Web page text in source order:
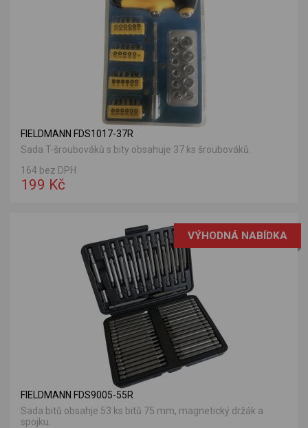
FIELDMANN FDS1017-37R
Sada T-šroubováků s bity obsahuje 37 ks šroubováků.
164 bez DPH
199 Kč
VÝHODNÁ NABÍDKA
FIELDMANN FDS9005-55R
Sada bitů obsahje 53 ks bitů 75 mm, magnetický držák a
spojku.